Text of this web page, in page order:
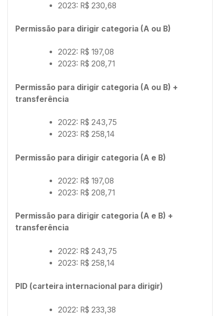
2023: R$ 230,68
Permissão para dirigir categoria (A ou B)
2022: R$ 197,08
2023: R$ 208,71
Permissão para dirigir categoria (A ou B) +
transferência
2022: R$ 243,75
2023: R$ 258,14
Permissão para dirigir categoria (A e B)
2022: R$ 197,08
2023: R$ 208,71
Permissão para dirigir categoria (A e B) +
transferência
2022: R$ 243,75
2023: R$ 258,14
PID (carteira internacional para dirigir)
2022: R$ 233,38